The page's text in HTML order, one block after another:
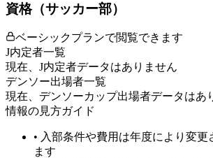
資格（サッカー部）
ベーシックプランで閲覧できます
J内定者一覧
現在、J内定者データはありません
デンソー出場者一覧
現在、デンソーカップ出場者データはあ
情報の見方ガイド
• 入部条件や費用は年度により変更
ます